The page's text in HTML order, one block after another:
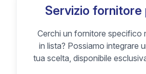
Servizio fornitore
Cerchi un fornitore specifico
in lista? Possiamo integrare
tua scelta, disponibile